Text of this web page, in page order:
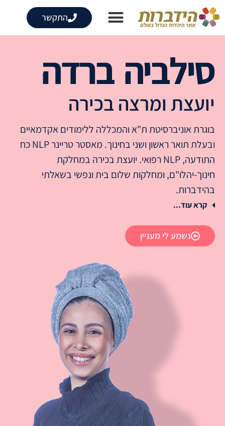
התקשר
סילביה ברדה
יועצת ומרצה בכירה
בוגרת אוניברסיטת ת"א והמכללה ללימודים אקדמאיים
ובעלת תואר ראשון ושני בחינוך. מאסטר טריינרNLPכח
התודעה,NLP רפואי. יועצת בכירה במחלקת
חינוך-יהלו"ם, ומחלקות שלום בית ונפשי בשאלתי
בהידברות.
קרא עוד...
נשמע לי מעניין